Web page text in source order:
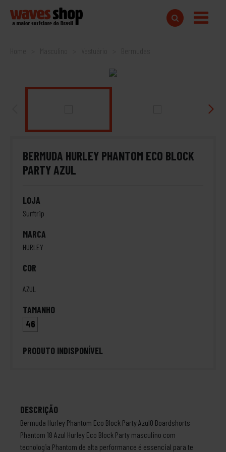
Home Bermudas
BERMUDA HURLEY PHANTOM ECO BLOCK
PARTY AZUL
LOJA
Surftrip
MARCA
HURLEY
COR
AZUL
TAMANHO
46
PRODUTO INDISPONÍVEL
DESCRIÇÃO
Bermuda Hurley Phantom Eco Block Party AzulO Boardshorts
Phantom 18 Azul Hurley Eco Block Party masculino com
tecnologia Phantom de alta performance é essencial para te